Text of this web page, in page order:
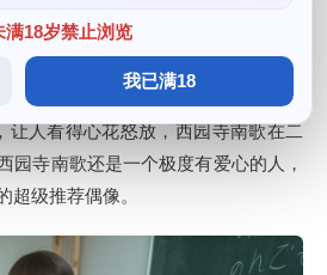
满18岁禁止浏览
我已满18
，还能传达给观众所扮演角色的西园
爱心。
都是对她和她作品的赞美之词，她的
让人看得心花怒放，西园寺南歌在二
园寺南歌还是一个极度有爱心的人，
超级推荐偶像。